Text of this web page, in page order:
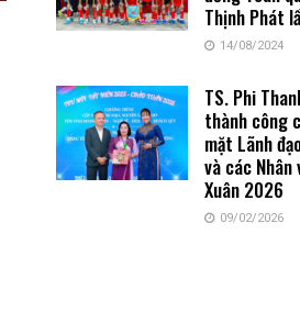
Thịnh Phát
14/08/2024
TS. Phi
thành công
mặt Lãnh
và các
Xuân 2026
09/02/2026